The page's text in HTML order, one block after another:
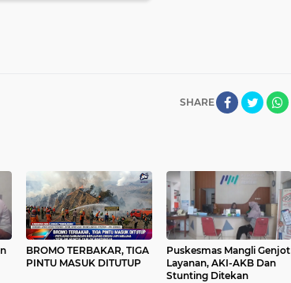
SHARE
BROMO TERBAKAR, TIGA
PINTU MASUK DITUTUP
Puskesmas Mangli Genjot
Layanan, AKI-AKB Dan
Stunting Ditekan